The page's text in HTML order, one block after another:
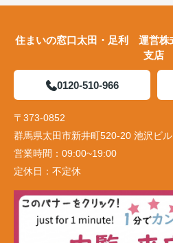
住まいの窓口太田・足利 運営
支店
0120-510-966
〒373-0852
群馬県太田市新井町520-20 池沢ビ
営業時間： 09:00~19:00
定休日： 不定休